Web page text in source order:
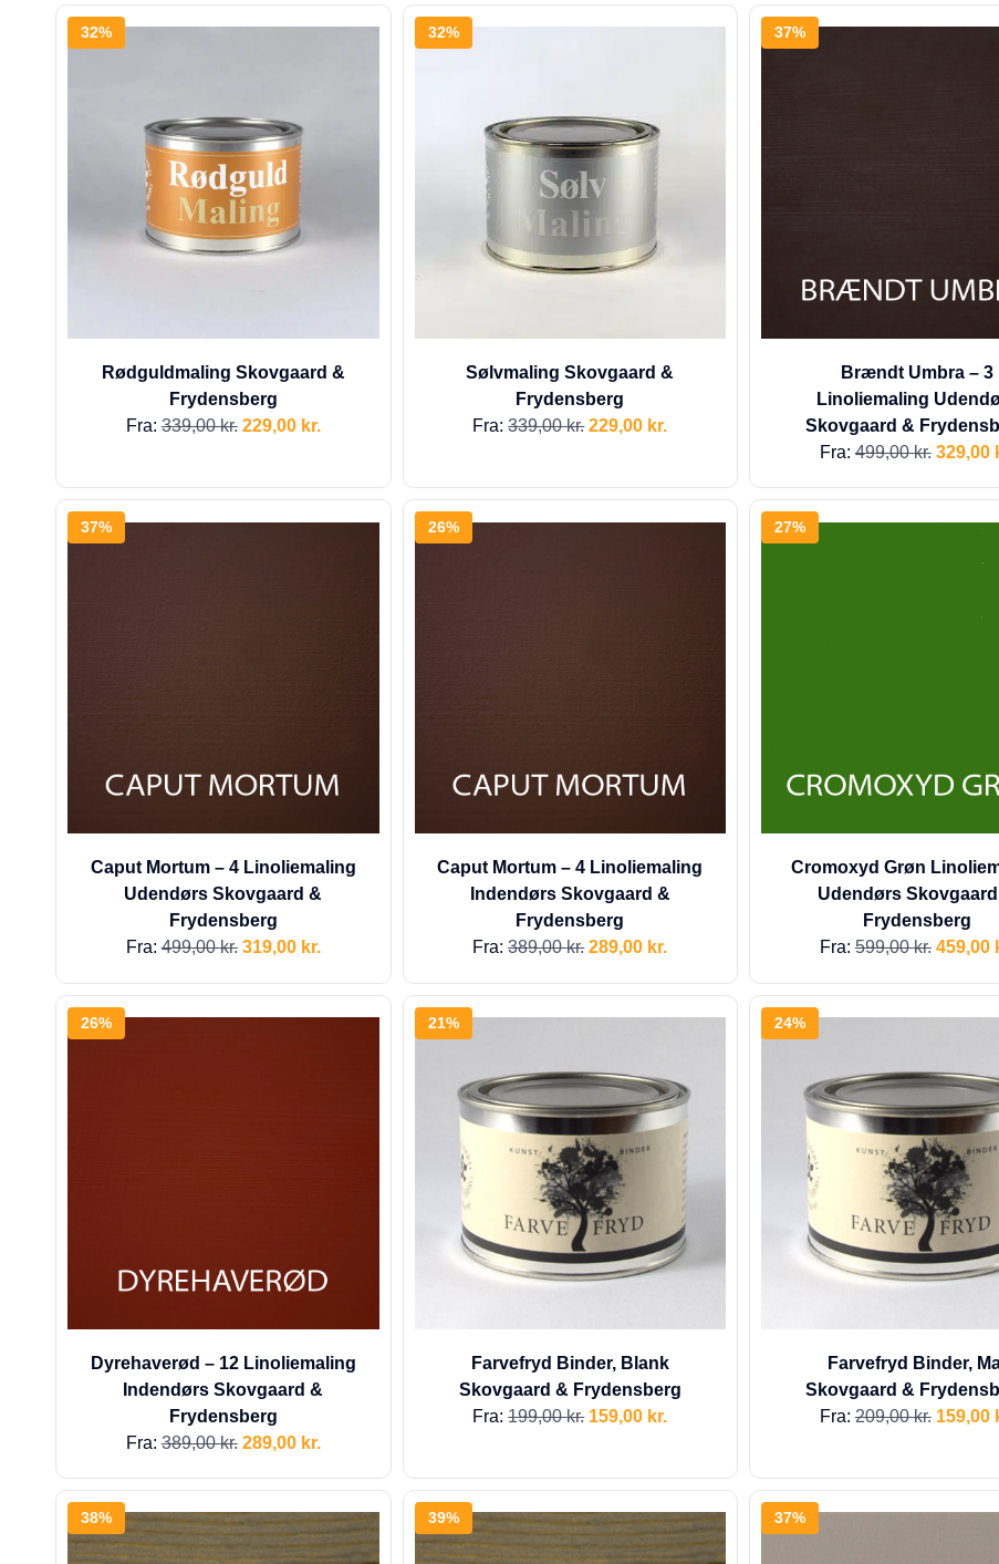
32%
Rødguldmaling Skovgaard &
Frydensberg
Fra:339,00kr. 229,00 kr.
32%
Sølvmaling Skovgaard &
Frydensberg
Fra:339,00kr. 229,00 kr.
37%
Brændt Umbra – 3
Linoliemaling
Skovgaard &
Fra:499,00kr. 329,00
37%
Caput Mortum – 4 Linoliemaling
Udendørs Skovgaard &
Frydensberg
Fra:499,00kr. 319,00 kr.
26%
Caput Mortum – 4 Linoliemaling
Indendørs Skovgaard &
Frydensberg
Fra:389,00kr. 289,00 kr.
27%
Cromoxyd Grøn
Udendørs
Frydensberg
Fra:599,00kr. 459,00
26%
Dyrehaverød – 12 Linoliemaling
Indendørs Skovgaard &
Frydensberg
Fra:389,00kr. 289,00 kr.
21%
Farvefryd Binder, Blank
Skovgaard & Frydensberg
Fra:199,00kr. 159,00 kr.
24%
Farvefryd Binder,
Skovgaard &
Fra:209,00kr. 159,00
38% 39% 37%